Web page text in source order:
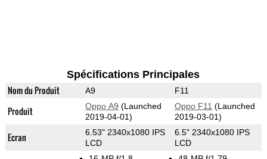
Spécifications Principales
Nom du Produit A9 F11
Produit Oppo A9 (Launched
2019-04-01)
Oppo F11 (Launched
2019-03-01)
Ecran
6.53" 2340x1080 IPS
LCD
6.5" 2340x1080 IPS
LCD